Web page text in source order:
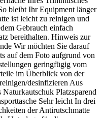
bleibt Ihr Equipment länger
ist leicht zu reinigen und
Gebrauch einfach
bereithalten. Hinweis zur
Wir möchten Sie darauf
auf dem Foto aufgrund von
geringfügig vom
im Überblick von der
desinfizieren Aus
Platzsparend
Sehr leicht In drei
der Antirutschmatte